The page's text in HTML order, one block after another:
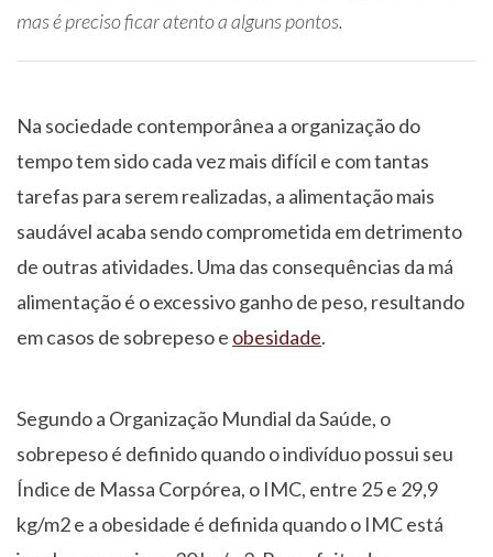
mas é preciso ficar atento a alguns pontos.
Na sociedade contemporânea a organização do
tempo tem sido cada vez mais difícil e com tantas
tarefas para serem realizadas, a alimentação mais
saudável acaba sendo comprometida em detrimento
de outras atividades. Uma das consequências da má
alimentação é o excessivo ganho de peso, resultando
em casos de sobrepeso e obesidade.
Segundo a Organização Mundial da Saúde, o
sobrepeso é definido quando o indivíduo possui seu
Índice de Massa Corpórea, o IMC, entre 25 e 29,9
kg/m2 e a obesidade é definida quando o IMC está